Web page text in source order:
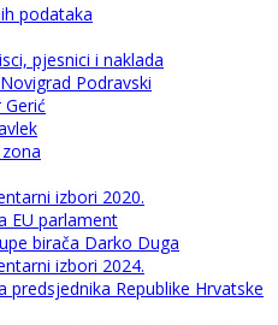
podataka
pjesnici i naklada
Podravski
Gerić
izbori 2020.
EU parlament
birača Darko Duga
izbori 2024.
predsjednika Republike Hrvatske